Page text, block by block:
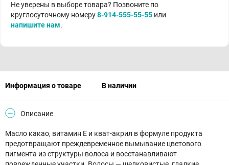
Не уверены в выборе товара? Позвоните по
круглосуточному номеру8-914-555-55-55 или
напишите нам.
Информация о товаре В наличии
Описание
Масло какао, витамин Е и кват-акрил в формуле продукта
предотвращают преждевременное вымывание цветового
пигмента из структуры волоса и восстанавливают